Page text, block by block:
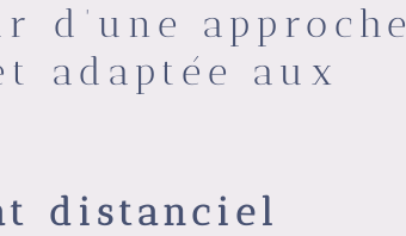
approche
adaptée aux
distanciel